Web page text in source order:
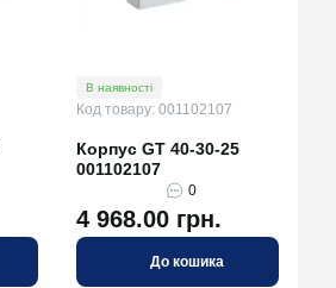
В наявності
Код товару: 001102107
Корпус GT 40-30-25
001102107
0
4 968.00 грн.
До кошика